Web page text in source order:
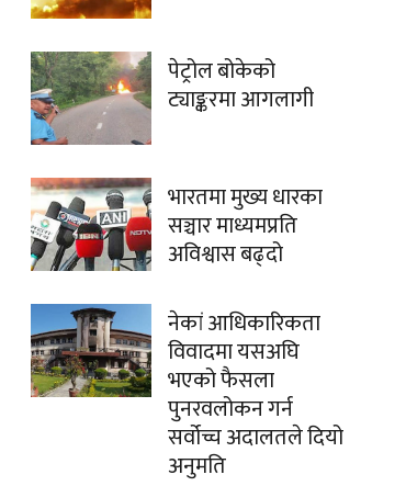
पेट्रोल बोकेको
ट्याङ्करमा आगलागी
भारतमा मुख्य धारका
सञ्चार माध्यमप्रति
अविश्वास बढ्दो
नेकां आधिकारिकता
विवादमा यसअघि
भएको फैसला
पुनरवलोकन गर्न
सर्वोच्च अदालतले दियो
अनुमति